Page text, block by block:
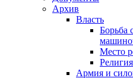
Архив
Власть
Борьба
Место
Армия и